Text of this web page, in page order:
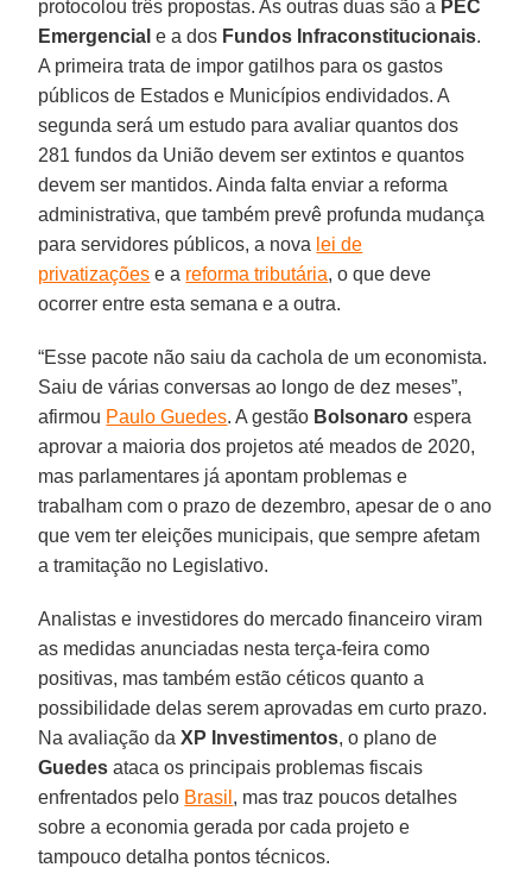
protocolou três propostas. As outras duas são a PEC
Emergencial e a dos Fundos Infraconstitucionais.
A primeira trata de impor gatilhos para os gastos
públicos de Estados e Municípios endividados. A
segunda será um estudo para avaliar quantos dos
281 fundos da União devem ser extintos e quantos
devem ser mantidos. Ainda falta enviar a reforma
administrativa, que também prevê profunda mudança
para servidores públicos, a nova lei de
privatizações e a reforma tributária, o que deve
ocorrer entre esta semana e a outra.
“Esse pacote não saiu da cachola de um economista.
Saiu de várias conversas ao longo de dez meses”,
afirmou Paulo Guedes. A gestão Bolsonaro espera
aprovar a maioria dos projetos até meados de 2020,
mas parlamentares já apontam problemas e
trabalham com o prazo de dezembro, apesar de o ano
que vem ter eleições municipais, que sempre afetam
a tramitação no Legislativo.
Analistas e investidores do mercado financeiro viram
as medidas anunciadas nesta terça-feira como
positivas, mas também estão céticos quanto a
possibilidade delas serem aprovadas em curto prazo.
Na avaliação daXP Investimentos, o plano de
Guedes ataca os principais problemas fiscais
enfrentados pelo Brasil , mas traz poucos detalhes
sobre a economia gerada por cada projeto e
tampouco detalha pontos técnicos.